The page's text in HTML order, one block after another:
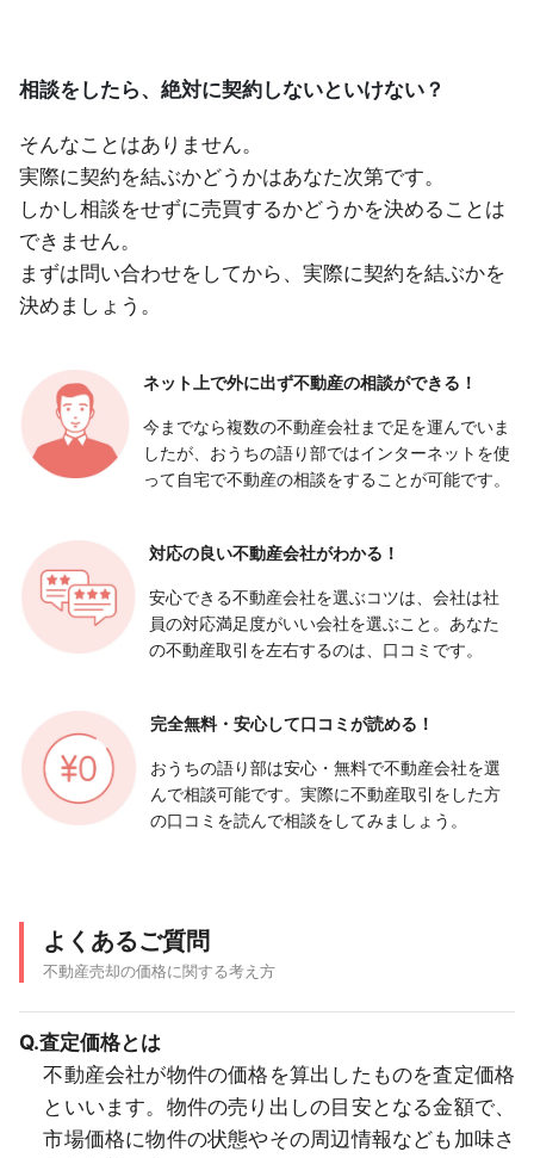
相談をしたら、絶対に契約しないといけない？
そんなことはありません。
実際に契約を結ぶかどうかはあなた次第です。
しかし相談をせずに売買するかどうかを決めることは
できません。
まずは問い合わせをしてから、実際に契約を結ぶかを
決めましょう。
ネット上で外に出ず不動産の相談ができる！
今までなら複数の不動産会社まで足を運んでいま
したが、おうちの語り部ではインターネットを使
って自宅で不動産の相談をすることが可能です。
対応の良い不動産会社がわかる！
安心できる不動産会社を選ぶコツは、会社は社
員の対応満足度がいい会社を選ぶこと。あなた
の不動産取引を左右するのは、口コミです。
完全無料・安心して口コミが読める！
おうちの語り部は安心・無料で不動産会社を選
んで相談可能です。実際に不動産取引をした方
の口コミを読んで相談をしてみましょう。
よくあるご質問
不動産売却の価格に関する考え方
Q.査定価格とは
不動産会社が物件の価格を算出したものを査定価格
といいます。物件の売り出しの目安となる金額で、
市場価格に物件の状態やその周辺情報なども加味さ